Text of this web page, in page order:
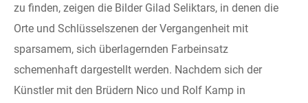
zu finden, zeigen die Bilder Gilad Seliktars, in denen die
Orte und Schlüsselszenen der Vergangenheit mit
sparsamem, sich überlagernden Farbeinsatz
schemenhaft dargestellt werden. Nachdem sich der
Künstler mit den Brüdern Nico und Rolf Kamp in